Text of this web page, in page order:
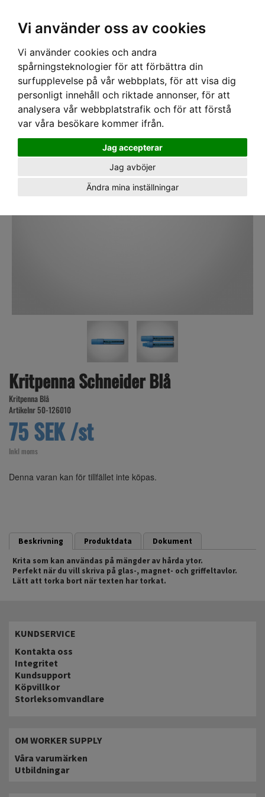
Vi använder oss av cookies
Vi använder cookies och andra
spårningsteknologier för att förbättra din
surfupplevelse på vår webbplats, för att visa dig
personligt innehåll och riktade annonser, för att
analysera vår webbplatstrafik och för att förstå
var våra besökare kommer ifrån.
Jag accepterar
Jag avböjer
Ändra mina inställningar
Hem ›FÖRBRUKNING›KRITOR › Kritpenna Schneider Blå
Kritpenna Schneider Blå
Kritpenna Blå
Artikelnr 50-126010
75 SEK /st
Inkl moms
Denna varan kan för tillfället inte köpas.
Beskrivning Produktdata
Dokument
Krita som kan användas på mängder av hårda ytor.
Perfekt när du vill skriva på glas-, magnet- och griffeltavlor.
Lätt att torka bort när texten har torkat.
KUNDSERVICE
Kontakta oss
Integritet
Kundsupport
Köpvillkor
Storleksomvandlare
OM WORKER SUPPLY
Våra varumärken
Utbildningar